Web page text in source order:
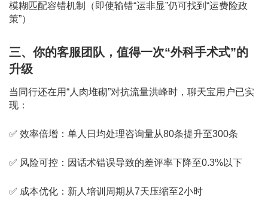
模糊匹配容错机制（即使输错“运非显”仍可找到“运费险政
策”）
三、你的客服团队，值得一次“外科手术式”的
升级
当同行还在用“人肉堆砌”对抗流量洪峰时，聊天宝用户已实
现：
✅ 效率倍增：单人日均处理咨询量从80条提升至300条
✅ 风险可控：因话术错误导致的差评率下降至0.3%以下
✅ 成本优化：新人培训周期从7天压缩至2小时